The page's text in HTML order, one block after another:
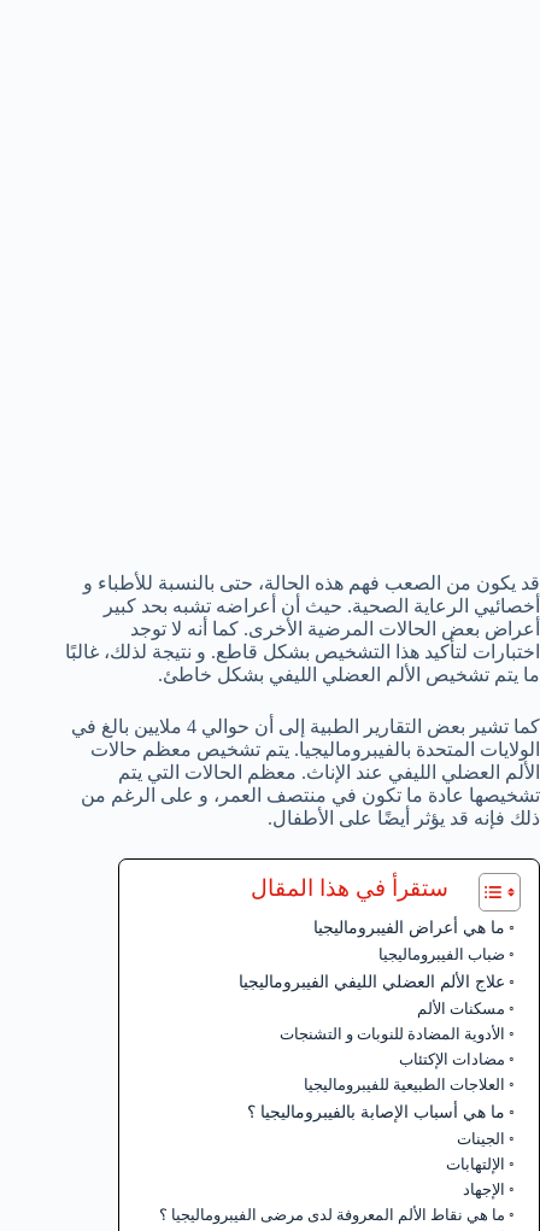
قد يكون من الصعب فهم هذه الحالة، حتى بالنسبة للأطباء و
أخصائيي الرعاية الصحية. حيث أن أعراضه تشبه بحد كبير
أعراض بعض الحالات المرضية الأخرى. كما أنه لا توجد
اختبارات لتأكيد هذا التشخيص بشكل قاطع. و نتيجة لذلك، غالبًا
ما يتم تشخيص الألم العضلي الليفي بشكل خاطئ.
كما تشير بعض التقارير الطبية إلى أن حوالي 4 ملايين بالغ في
الولايات المتحدة بالفيبروماليجيا. يتم تشخيص معظم حالات
الألم العضلي الليفي عند الإناث. معظم الحالات التي يتم
تشخيصها عادة ما تكون في منتصف العمر، و على الرغم من
ذلك فإنه قد يؤثر أيضًا على الأطفال.
ستقرأ في هذا المقال
ما هي أعراض الفيبروماليجيا
ضباب الفيبروماليجيا
علاج الألم العضلي الليفي الفيبروماليجيا
مسكنات الألم
الأدوية المضادة للنوبات و التشنجات
مضادات الإكتئاب
العلاجات الطبيعية للفيبروماليجيا
ما هي أسباب الإصابة بالفيبروماليجيا ؟
الجينات
الإلتهابات
الإجهاد
ما هي نقاط الألم المعروفة لدى مرضى الفيبروماليجيا ؟